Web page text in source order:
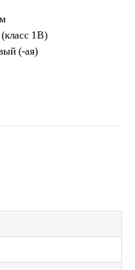
1В)
(-ая)